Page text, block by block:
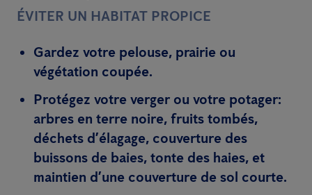
ÉVITER UN HABITAT PROPICE
Gardez votre pelouse, prairie ou
végétation coupée.
Protégez votre verger ou votre potager:
arbres en terre noire, fruits tombés,
déchets d’élagage, couverture des
buissons de baies, tonte des haies, et
maintien d’une couverture de sol courte.